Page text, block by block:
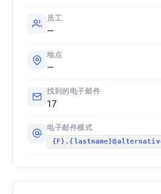
员工
—
地点
—
找到的电子邮件
17
电子邮件模式